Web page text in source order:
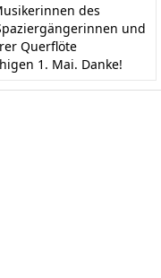
des
und
Querflöte
1. Mai. Danke!